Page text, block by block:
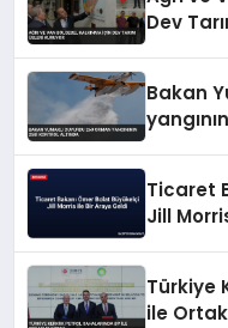
Dev
Bakan
Ticaret
Jill
Türkiye
ile